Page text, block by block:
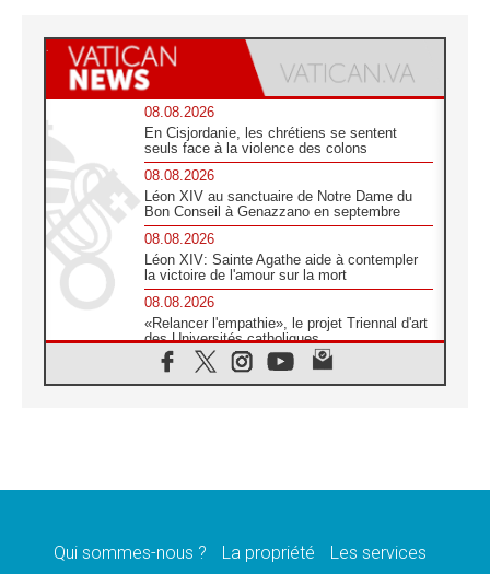
08.08.2026
En Cisjordanie, les chrétiens se sentent
seuls face à la violence des colons
08.08.2026
Léon XIV au sanctuaire de Notre Dame du
Bon Conseil à Genazzano en septembre
08.08.2026
Léon XIV: Sainte Agathe aide à contempler
la victoire de l'amour sur la mort
08.08.2026
«Relancer l'empathie», le projet Triennal d'art
des Universités catholiques
08.08.2026
Signis 2026, donner la parole aux religieuses
07.08.2026
07.08.2026
Qui sommes-nous ? La propriété Les services